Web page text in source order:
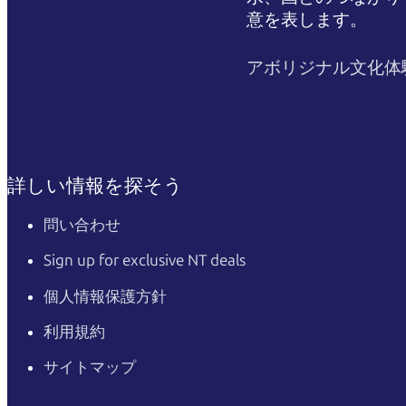
意を表します。
アボリジナル文化
詳しい情報を探そう
問い合わせ
Sign up for exclusive NT deals
個人情報保護方針
利用規約
サイトマップ